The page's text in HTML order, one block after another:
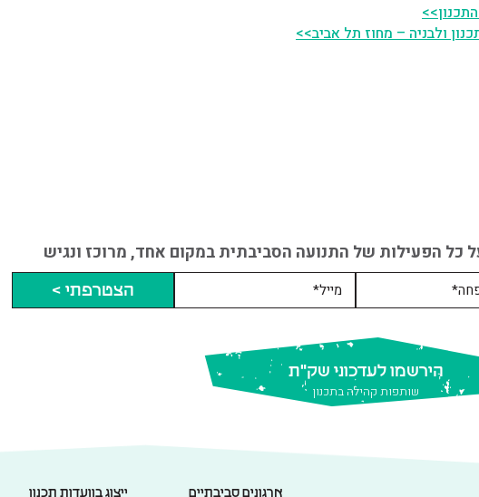
ולבניה – מחוז תל אביב>>
כל הפעילות של התנועה הסביבתית במקום אחד, מרוכז ונגיש
הצטרפתי >
הירשמו לעדכוני שק"ת
שותפות קהילה בתכנון
ארגונים סביבתיים ייצוג בוועדות תכנון